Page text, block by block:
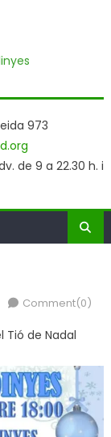
973
de 9 a 22.30 h. i
Comment(0)
Tió de Nadal